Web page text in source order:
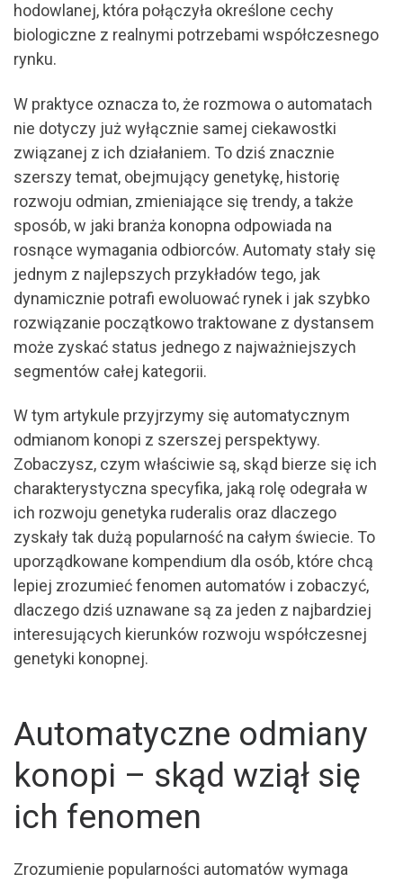
hodowlanej, która połączyła określone cechy
biologiczne z realnymi potrzebami współczesnego
rynku.
W praktyce oznacza to, że rozmowa o automatach
nie dotyczy już wyłącznie samej ciekawostki
związanej z ich działaniem. To dziś znacznie
szerszy temat, obejmujący genetykę, historię
rozwoju odmian, zmieniające się trendy, a także
sposób, w jaki branża konopna odpowiada na
rosnące wymagania odbiorców. Automaty stały się
jednym z najlepszych przykładów tego, jak
dynamicznie potrafi ewoluować rynek i jak szybko
rozwiązanie początkowo traktowane z dystansem
może zyskać status jednego z najważniejszych
segmentów całej kategorii.
W tym artykule przyjrzymy się automatycznym
odmianom konopi z szerszej perspektywy.
Zobaczysz, czym właściwie są, skąd bierze się ich
charakterystyczna specyfika, jaką rolę odegrała w
ich rozwoju genetyka ruderalis oraz dlaczego
zyskały tak dużą popularność na całym świecie. To
uporządkowane kompendium dla osób, które chcą
lepiej zrozumieć fenomen automatów i zobaczyć,
dlaczego dziś uznawane są za jeden z najbardziej
interesujących kierunków rozwoju współczesnej
genetyki konopnej.
Automatyczne odmiany
konopi – skąd wziął się
ich fenomen
Zrozumienie popularności automatów wymaga